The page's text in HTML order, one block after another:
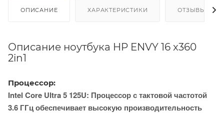
ОПИСАНИЕ ХАРАКТЕРИСТИКИ ОТЗЫВЫ
Описание ноутбука HP ENVY 16 x360
2in1
Процессор:
Intel Core Ultra 5 125U: Процессор с тактовой частотой
3.6 ГГц обеспечивает высокую производительность